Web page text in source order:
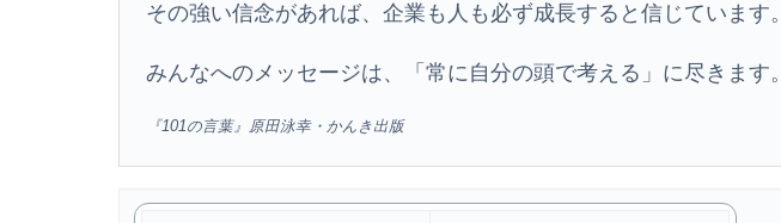
その強い信念があれば、企業も人も必ず成長すると信じています。
みんなへのメッセージは、「常に自分の頭で考える」に尽きます。
『101の言葉』原田泳幸・かんき出版